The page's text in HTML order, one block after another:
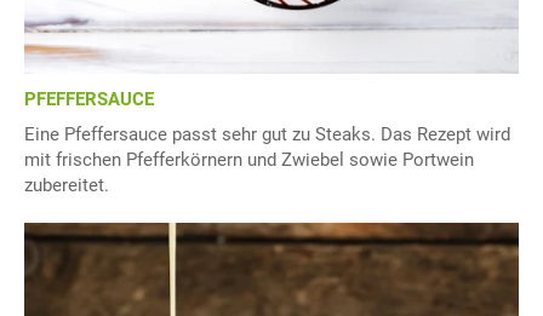
PFEFFERSAUCE
Eine Pfeffersauce passt sehr gut zu Steaks. Das Rezept wird
mit frischen Pfefferkörnern und Zwiebel sowie Portwein
zubereitet.